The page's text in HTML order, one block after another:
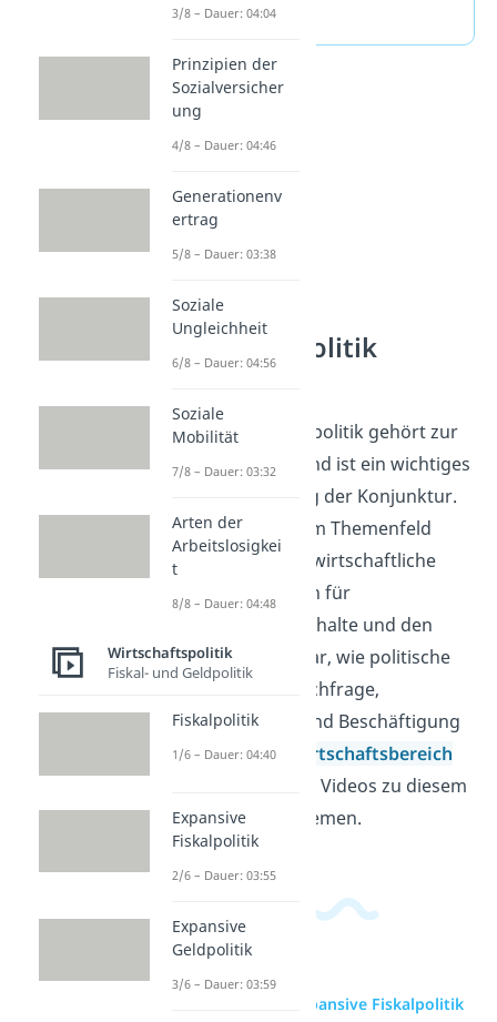
(ausklappen)
Wirtschaftspolitik
verstehen
Die expansive Fiskalpolitik gehört zur
Wirtschaftspolitik und ist ein wichtiges
Mittel zur Steuerung der Konjunktur.
Du ordnest in diesem Themenfeld
staatliche Eingriffe, wirtschaftliche
Ziele und ihre Folgen für
Unternehmen, Haushalte und den
Staat ein. So wird klar, wie politische
Entscheidungen Nachfrage,
Wachstum, Preise und Beschäftigung
beeinflussen. Im
Wirtschaftsbereich
findest du passende Videos zu diesem
und verwandten Themen.
zur Videoseite: Expansive Fiskalpolitik
3/8 – Dauer: 04:04
Prinzipien der
Sozialversicher
ung
4/8 – Dauer: 04:46
Generationenv
ertrag
5/8 – Dauer: 03:38
Soziale
Ungleichheit
6/8 – Dauer: 04:56
Soziale
Mobilität
7/8 – Dauer: 03:32
Arten der
Arbeitslosigkei
t
8/8 – Dauer: 04:48
Wirtschaftspolitik
Fiskal- und Geldpolitik
Fiskalpolitik
1/6 – Dauer: 04:40
Expansive
Fiskalpolitik
2/6 – Dauer: 03:55
Expansive
Geldpolitik
3/6 – Dauer: 03:59